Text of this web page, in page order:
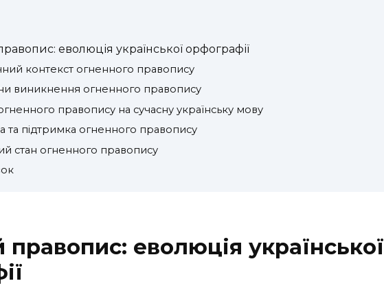
еволюція української орфографії
контекст огненного правопису
виникнення огненного правопису
правопису на сучасну українську мову
та підтримка огненного правопису
стан огненного правопису
еволюція української